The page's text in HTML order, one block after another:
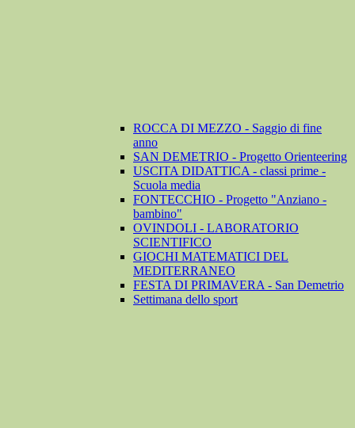
ROCCA DI MEZZO - Saggio di fine
anno
SAN DEMETRIO - Progetto Orienteering
USCITA DIDATTICA - classi prime -
Scuola media
FONTECCHIO - Progetto "Anziano -
bambino"
OVINDOLI - LABORATORIO
SCIENTIFICO
GIOCHI MATEMATICI DEL
MEDITERRANEO
FESTA DI PRIMAVERA - San Demetrio
Settimana dello sport